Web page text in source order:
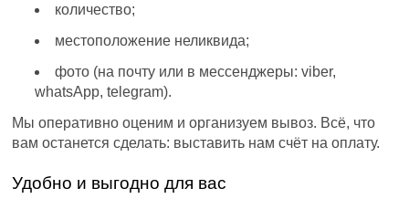
количество;
местоположение неликвида;
фото (на почту или в мессенджеры: viber,
whatsApp, telegram).
Мы оперативно оценим и организуем вывоз. Всё, что
вам останется сделать: выставить нам счёт на оплату.
Удобно и выгодно для вас